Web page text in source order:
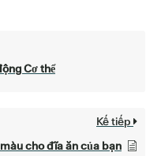
Cơ thể
Kế tiếp
cho đĩa ăn của bạn